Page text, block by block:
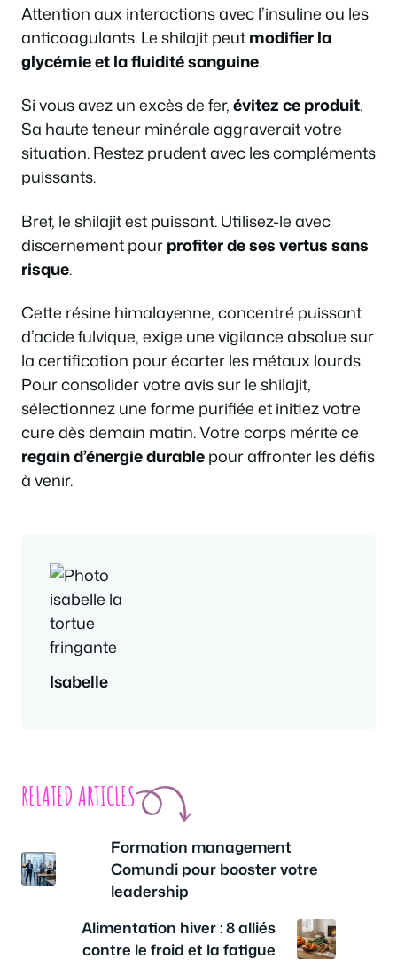
Attention aux interactions avec l’insuline ou les
anticoagulants. Le shilajit peutmodifier la
glycémie et la fluidité sanguine.
Si vous avez un excès de fer,évitez ce produit.
Sa haute teneur minérale aggraverait votre
situation. Restez prudent avec les compléments
puissants.
Bref, le shilajit est puissant. Utilisez-le avec
discernement pourprofiter de ses vertus sans
risque.
Cette résine himalayenne, concentré puissant
d’acide fulvique, exige une vigilance absolue sur
la certification pour écarter les métaux lourds.
Pour consolider votre avis sur le shilajit,
sélectionnez une forme purifiée et initiez votre
cure dès demain matin. Votre corps mérite ce
regain d’énergie durablepour affronter les défis
à venir.
Isabelle
RELATED ARTICLES
Formation management
Comundi pour booster votre
leadership
Alimentation hiver : 8 alliés
contre le froid et la fatigue